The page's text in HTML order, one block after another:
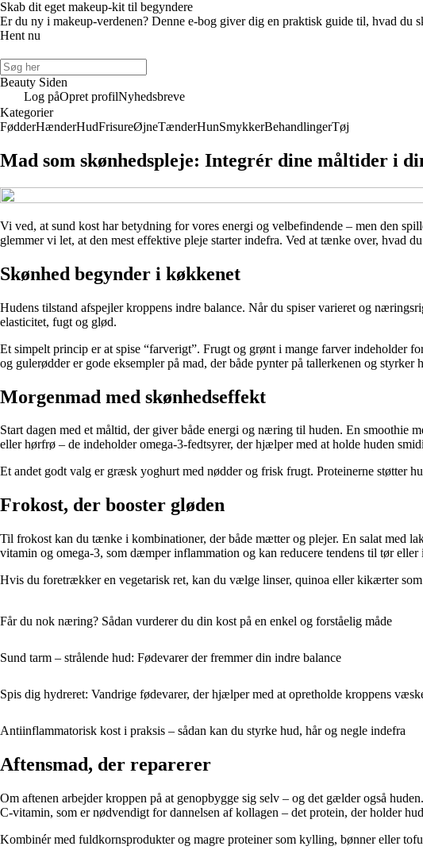
Skab dit eget makeup-kit til begyndere
Er du ny i makeup-verdenen? Denne e-bog giver dig en praktisk guide til, hvad
Hent nu
Beauty Siden
Log påOpret profilNyhedsbreve
Kategorier
FødderHænderHudFrisureØjneTænderHunSmykkerBehandlingerTøj
Mad som skønhedspleje: Integrér dine måltider i
Vi ved, at sund kost har betydning for vores energi og velbefindende – men den
glemmer vi let, at den mest effektive pleje starter indefra. Ved at tænke over, hvad
Skønhed begynder i køkkenet
Hudens tilstand afspejler kroppens indre balance. Når du spiser varieret og
elasticitet, fugt og glød.
Et simpelt princip er at spise “farverigt”. Frugt og grønt i mange farver indeholder
og gulerødder er gode eksempler på mad, der både pynter på tallerkenen og styrker
Morgenmad med skønhedseffekt
Start dagen med et måltid, der giver både energi og næring til huden. En
eller hørfrø – de indeholder omega-3-fedtsyrer, der hjælper med at holde huden
Et andet godt valg er græsk yoghurt med nødder og frisk frugt. Proteinerne støtter
Frokost, der booster gløden
Til frokost kan du tænke i kombinationer, der både mætter og plejer. En salat med
vitamin og omega-3, som dæmper inflammation og kan reducere tendens til tør eller
Hvis du foretrækker en vegetarisk ret, kan du vælge linser, quinoa eller kikærter
Får du nok næring? Sådan vurderer du din kost på en enkel og forståelig måde
Sund tarm – strålende hud: Fødevarer der fremmer din indre balance
Spis dig hydreret: Vandrige fødevarer, der hjælper med at opretholde kroppens
Antiinflammatorisk kost i praksis – sådan kan du styrke hud, hår og negle indefra
Aftensmad, der reparerer
Om aftenen arbejder kroppen på at genopbygge sig selv – og det gælder også
C-vitamin, som er nødvendigt for dannelsen af kollagen – det protein, der holder
Kombinér med fuldkornsprodukter og magre proteiner som kylling, bønner eller